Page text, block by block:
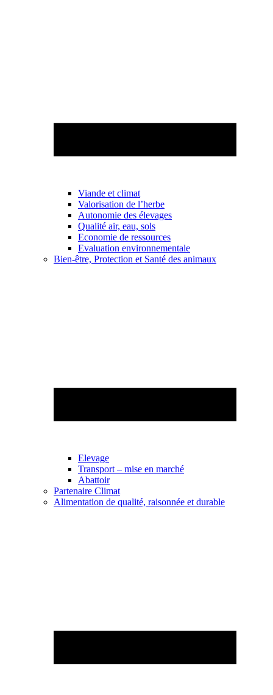
Viande et climat
Valorisation de l’herbe
Autonomie des élevages
Qualité air, eau, sols
Economie de ressources
Evaluation environnementale
Bien-être, Protection et Santé des animaux
Elevage
Transport – mise en marché
Abattoir
Partenaire Climat
Alimentation de qualité, raisonnée et durable